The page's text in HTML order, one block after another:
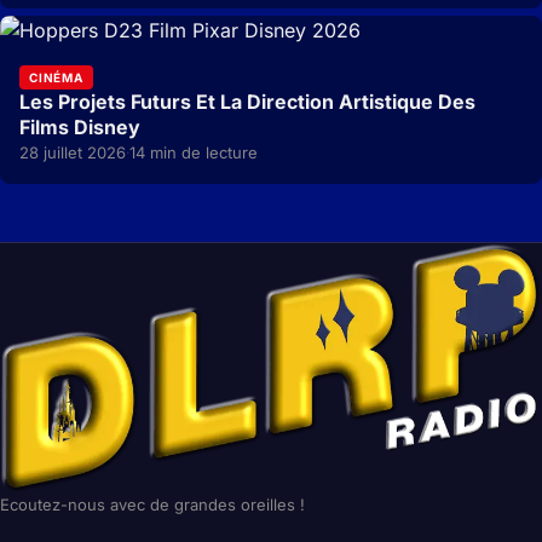
CINÉMA
Les Projets Futurs Et La Direction Artistique Des
Films Disney
28 juillet 2026·14 min de lecture
Ecoutez-nous avec de grandes oreilles !